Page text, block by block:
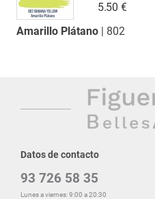
Amarillo Plátano| 802
5.50 €
Datos de contacto
93 726 58 35
Lunes a viernes: 9:00 a 20:30